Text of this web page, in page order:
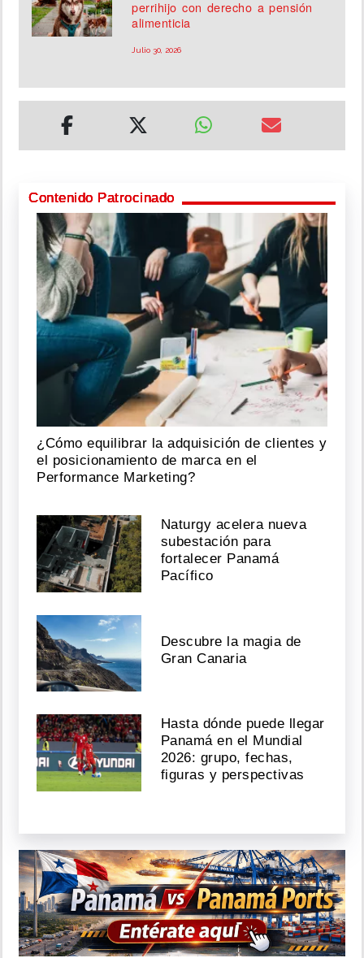
perrihijo con derecho a pensión
alimenticia
Julio 30, 2026
Contenido Patrocinado
¿Cómo equilibrar la adquisición de clientes y
el posicionamiento de marca en el
Performance Marketing?
Naturgy acelera nueva
subestación para
fortalecer Panamá
Pacífico
Descubre la magia de
Gran Canaria
Hasta dónde puede llegar
Panamá en el Mundial
2026: grupo, fechas,
figuras y perspectivas